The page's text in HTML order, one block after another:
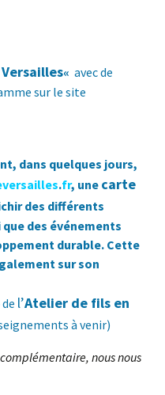
« avec de
sur le site
dans quelques jours,
.fr, une carte
des différents
des événements
durable. Cette
sur son
l’Atelier de fils en
à venir)
nous nous